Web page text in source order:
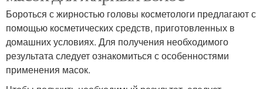
Бороться с жирностью головы косметологи предлагают с
помощью косметических средств, приготовленных в
домашних условиях. Для получения необходимого
результата следует ознакомиться с особенностями
применения масок.